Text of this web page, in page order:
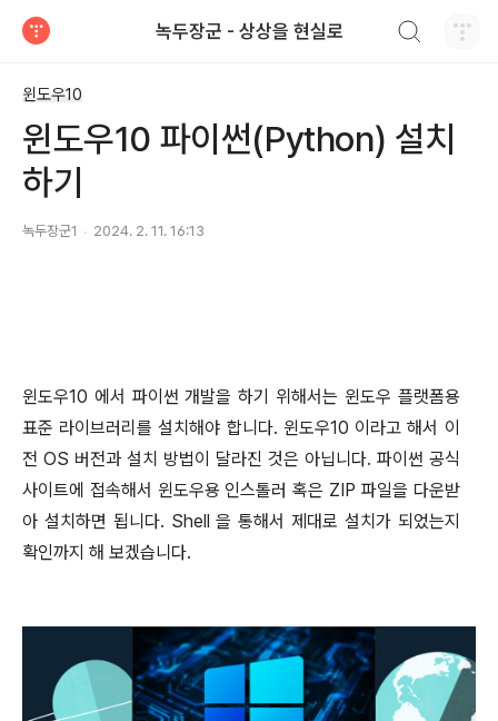
녹두장군 - 상상을 현실로
윈도우10
윈도우10 파이썬(Python) 설치
하기
녹두장군1 2024. 2. 11. 16:13
윈도우10 에서 파이썬 개발을 하기 위해서는 윈도우 플랫폼용
표준 라이브러리를 설치해야 합니다. 윈도우10 이라고 해서 이
전 OS 버전과 설치 방법이 달라진 것은 아닙니다. 파이썬 공식
사이트에 접속해서 윈도우용 인스톨러 혹은 ZIP 파일을 다운받
아 설치하면 됩니다. Shell을 통해서 제대로 설치가 되었는지
확인까지 해 보겠습니다.